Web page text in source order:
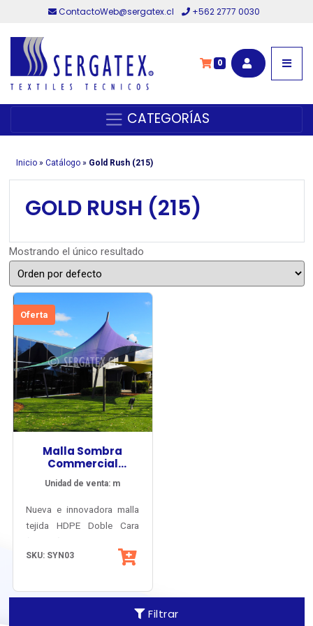
ContactoWeb@sergatex.cl +562 2777 0030
0
CATEGORÍAS
Inicio» Catálogo» Gold Rush (215)
Filtrar
GOLD RUSH (215)
Mostrando el único resultado
Oferta
Malla Sombra
Commercial
DualShade® 350
Unidad de venta: m
Nueva e innovadora malla
tejida HDPE Doble Cara
textil y velarias, aporta
ventilada y fresca, con
Factor de Protección Solar
en nivel «Muy Efectivo» y
SKU: SYN03